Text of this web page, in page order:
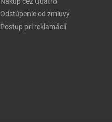
Odstúpenie od zmluvy
Postup pri reklamácií